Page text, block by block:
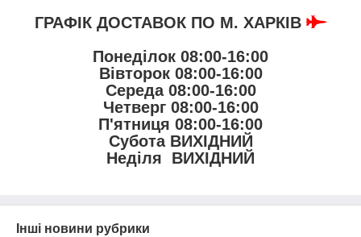
ГРАФІК ДОСТАВОК ПО М. ХАРКІВ
Понеділок 08:00-16:00
Вівторок 08:00-16:00
Середа 08:00-16:00
Четверг 08:00-16:00
П'ятниця 08:00-16:00
Субота ВИХІДНИЙ
Неділя ВИХІДНИЙ
Інші новини рубрики